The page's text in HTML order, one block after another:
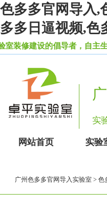
色多多官网导入,
多多日逼视频,色
设的倡导者，自主生产
实
网站首页 实验
广州色多多官网导入实验室 > 色